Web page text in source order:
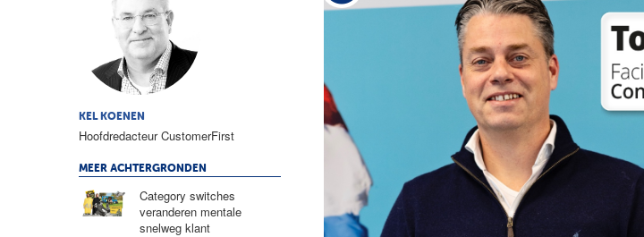
KEL KOENEN
Hoofdredacteur CustomerFirst
MEER ACHTERGRONDEN
Category switches
veranderen mentale
snelweg klant